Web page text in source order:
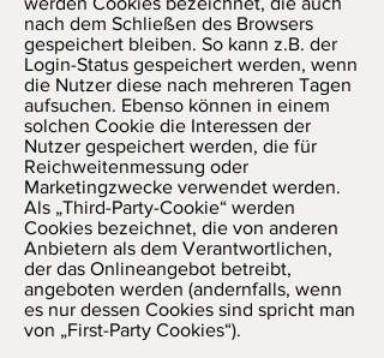
nach dem Schließen des Browsers
gespeichert bleiben. So kann z.B. der
Login-Status gespeichert werden, wenn
die Nutzer diese nach mehreren Tagen
aufsuchen. Ebenso können in einem
solchen Cookie die Interessen der
Nutzer gespeichert werden, die für
Reichweitenmessung oder
Marketingzwecke verwendet werden.
Als „Third-Party-Cookie“ werden
Cookies bezeichnet, die von anderen
Anbietern als dem Verantwortlichen,
der das Onlineangebot betreibt,
angeboten werden (andernfalls, wenn
es nur dessen Cookies sind spricht man
von „First-Party Cookies“).